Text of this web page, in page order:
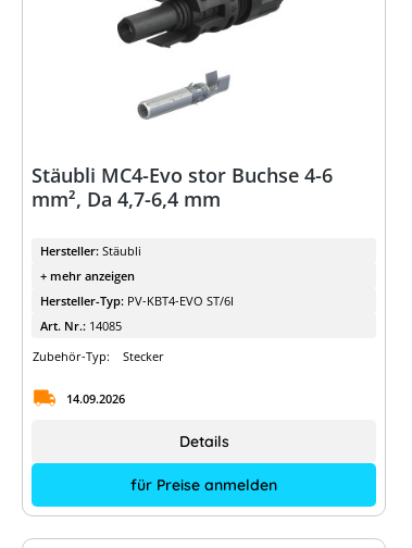
Stäubli MC4-Evo stor Buchse 4-6
mm², Da 4,7-6,4 mm
Hersteller: Stäubli
+ mehr anzeigen
Hersteller-Typ: PV-KBT4-EVO ST/6I
Art. Nr.: 14085
Zubehör-Typ:
Stecker
14.09.2026
für Preise anmelden
Details